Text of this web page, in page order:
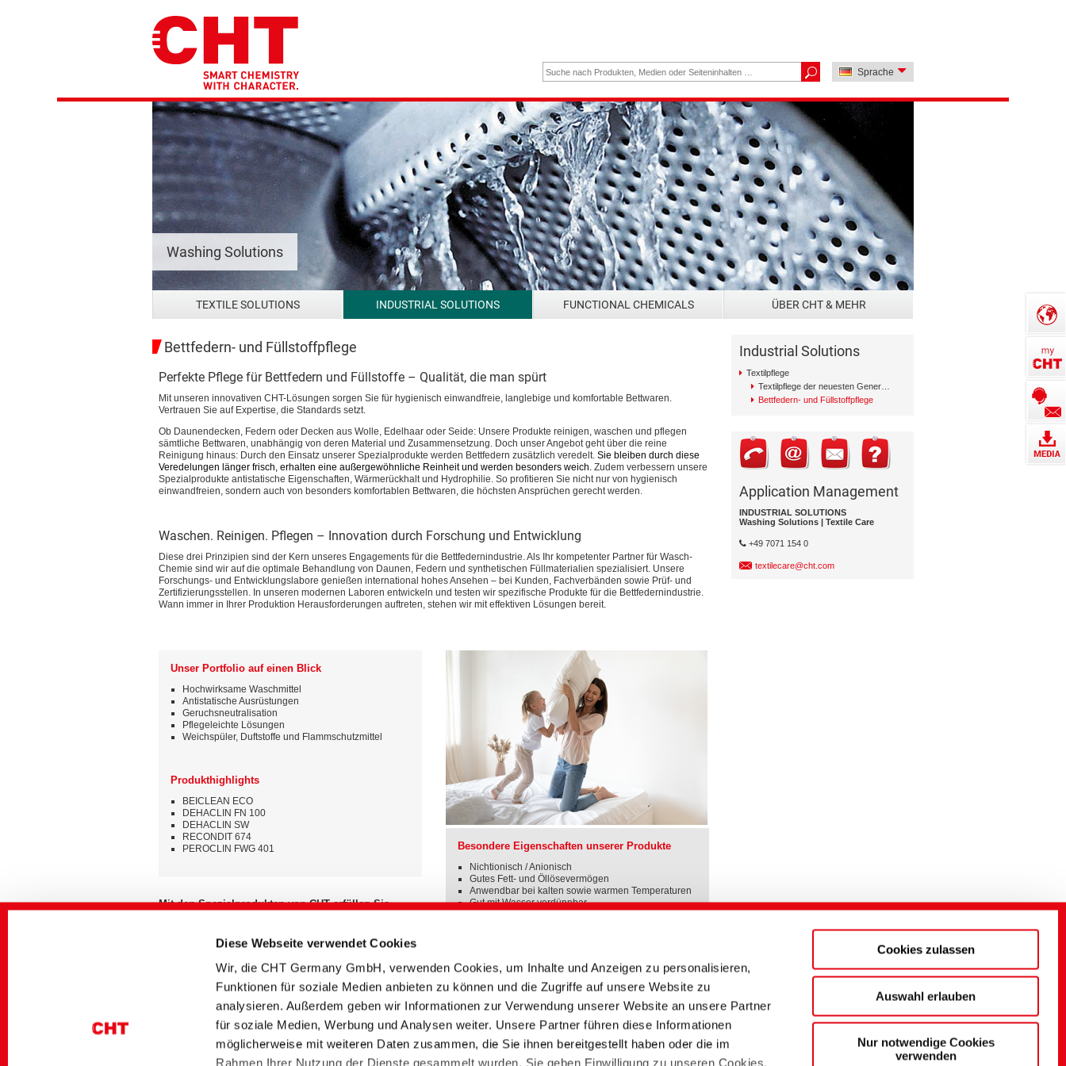
Diese Webseite verwendet Cookies
Wir, die CHT Germany GmbH, verwenden Cookies, um Inhalte und Anzeigen zu personalisieren,
Funktionen für soziale Medien anbieten zu können und die Zugriffe auf unsere Website zu
analysieren. Außerdem geben wir Informationen zur Verwendung unserer Website an unsere Partner
für soziale Medien, Werbung und Analysen weiter. Unsere Partner führen diese Informationen
möglicherweise mit weiteren Daten zusammen, die Sie ihnen bereitgestellt haben oder die im
Rahmen Ihrer Nutzung der Dienste gesammelt wurden. Sie geben Einwilligung zu unseren Cookies,
Cookies zulassen
Auswahl erlauben
Nur notwendige Cookies
verwenden
Sprache
Washing Solutions
TEXTILE SOLUTIONS INDUSTRIAL SOLUTIONS FUNCTIONAL CHEMICALS ÜBER CHT & MEHR
Bettfedern- und Füllstoffpflege
Perfekte Pflege für Bettfedern und Füllstoffe – Qualität, die man spürt
Mit unseren innovativen CHT-Lösungen sorgen Sie für hygienisch einwandfreie, langlebige und komfortable Bettwaren.
Vertrauen Sie auf Expertise, die Standards setzt.
Ob Daunendecken, Federn oder Decken aus Wolle, Edelhaar oder Seide: Unsere Produkte reinigen, waschen und pflegen
sämtliche Bettwaren, unabhängig von deren Material und Zusammensetzung. Doch unser Angebot geht über die reine
Reinigung hinaus: Durch den Einsatz unserer Spezialprodukte werden Bettfedern zusätzlich veredelt. Sie bleiben durch diese
Veredelungen länger frisch, erhalten eine außergewöhnliche Reinheit und werden besonders weich. Zudem verbessern unsere
Spezialprodukte antistatische Eigenschaften, Wärmerückhalt und Hydrophilie. So profitieren Sie nicht nur von hygienisch
einwandfreien, sondern auch von besonders komfortablen Bettwaren, die höchsten Ansprüchen gerecht werden.
Waschen. Reinigen. Pflegen – Innovation durch Forschung und Entwicklung
Diese drei Prinzipien sind der Kern unseres Engagements für die Bettfedernindustrie. Als Ihr kompetenter Partner für Wasch-
Chemie sind wir auf die optimale Behandlung von Daunen, Federn und synthetischen Füllmaterialien spezialisiert. Unsere
Forschungs- und Entwicklungslabore genießen international hohes Ansehen – bei Kunden, Fachverbänden sowie Prüf- und
Zertifizierungsstellen. In unseren modernen Laboren entwickeln und testen wir spezifische Produkte für die Bettfedernindustrie.
Wann immer in Ihrer Produktion Herausforderungen auftreten, stehen wir mit effektiven Lösungen bereit.
Unser Portfolio auf einen Blick
Hochwirksame Waschmittel
Antistatische Ausrüstungen
Geruchsneutralisation
Pflegeleichte Lösungen
Weichspüler, Duftstoffe und Flammschutzmittel
Produkthighlights
BEICLEAN ECO
DEHACLIN FN 100
DEHACLIN SW
RECONDIT 674
PEROCLIN FWG 401
Mit den Spezialprodukten von CHT erfüllen Sie
Wir unterstützen Sie gerne.
Besondere Eigenschaften unserer Produkte
Nichtionisch / Anionisch
Gutes Fett- und Öllösevermögen
Anwendbar bei kalten sowie warmen Temperaturen
Gut mit Wasser verdünnbar
Weiterführende Medien
Titel deutsch Titel englisch Art Datum Sprache
Washing Solutions
Übersicht Bettfedern-
Overview bed feather
Technische
30.11.2023
Industrial Solutions
Textilpflege
Textilpflege der neuesten Generation
Bettfedern- und Füllstoffpflege
Application Management
INDUSTRIAL SOLUTIONS
Washing Solutions | Textile Care
+49 7071 154 0
textilecare@cht.com